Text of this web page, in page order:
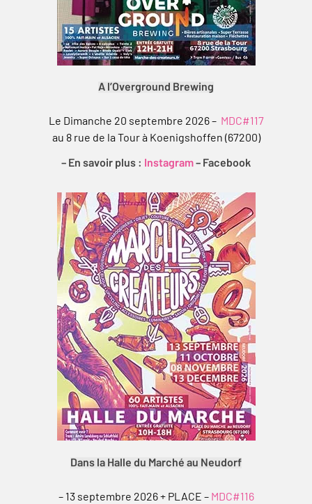
A l’Overground Brewing
Le Dimanche 20 septembre 2026 – MDC#117
au 8 rue de la Tour à Koenigshoffen (67200)
– En savoir plus : Instagram– Facebook
Dans la Halle du Marché au Neudorf
– 13 septembre 2026 + PLACE – MDC#116